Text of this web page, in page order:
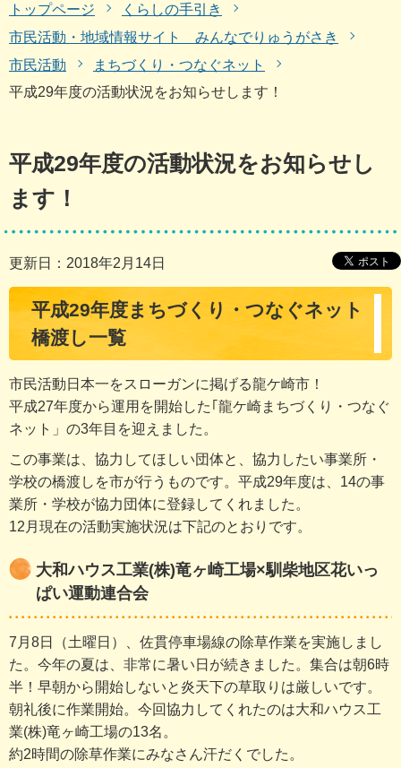
トップページ
くらしの手引き
市民活動・地域情報サイト みんなでりゅうがさき
市民活動
まちづくり・つなぐネット
平成29年度の活動状況をお知らせします！
平成29年度の活動状況をお知らせし
ます！
更新日：2018年2月14日
平成29年度まちづくり・つなぐネット
橋渡し一覧
市民活動日本一をスローガンに掲げる龍ケ崎市！
平成27年度から運用を開始した｢龍ケ崎まちづくり・つなぐ
ネット」の3年目を迎えました。
この事業は、協力してほしい団体と、協力したい事業所・
学校の橋渡しを市が行うものです。平成29年度は、14の事
業所・学校が協力団体に登録してくれました。
12月現在の活動実施状況は下記のとおりです。
大和ハウス工業(株)竜ヶ崎工場×馴柴地区花いっ
ぱい運動連合会
7月8日（土曜日）、佐貫停車場線の除草作業を実施しまし
た。今年の夏は、非常に暑い日が続きました。集合は朝6時
半！早朝から開始しないと炎天下の草取りは厳しいです。
朝礼後に作業開始。今回協力してくれたのは大和ハウス工
業(株)竜ヶ崎工場の13名。
約2時間の除草作業にみなさん汗だくでした。